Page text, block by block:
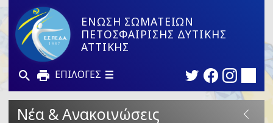
ΕΝΩΣΗ ΣΩΜΑΤΕΙΩΝ
ΠΕΤΟΣΦΑΙΡΙΣΗΣ ΔΥΤΙΚΗΣ
ΑΤΤΙΚΗΣ
ΕΠΙΛΟΓΕΣ
Νέα & Ανακοινώσεις